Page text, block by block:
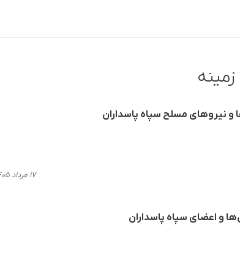
نیروهای مسلح سپاه پاسداران
۱۷ مرداد ۱۴۰۵، ۱۸:۱۶
و اعضای سپاه پاسداران